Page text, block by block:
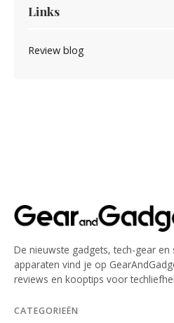
Links
Review blog
De nieuwste gadgets, tech-gear en
apparaten vind je op
reviews en kooptips voor
CATEGORIEËN